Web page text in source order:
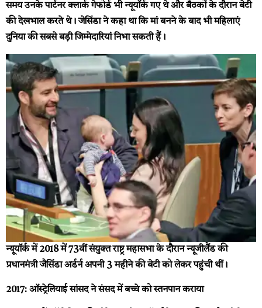
समय उनके पार्टनर क्लार्क गेफोर्ड भी न्यूयॉर्क गए थे और बैठकों के दौरान बेटी
की देखभाल करते थे। जेसिंडा ने कहा था कि मां बनने के बाद भी महिलाएं
दुनिया की सबसे बड़ी जिम्मेदारियां निभा सकती हैं।
न्यूयॉर्क में 2018 में 73वीं संयुक्त राष्ट्र महासभा के दौरान न्यूजीलैंड की
प्रधानमंत्री जैसिंडा अर्डर्न अपनी 3 महीने की बेटी को लेकर पहुंची थीं।
2017: ऑस्ट्रेलियाई सांसद ने संसद में बच्चे को स्तनपान कराया